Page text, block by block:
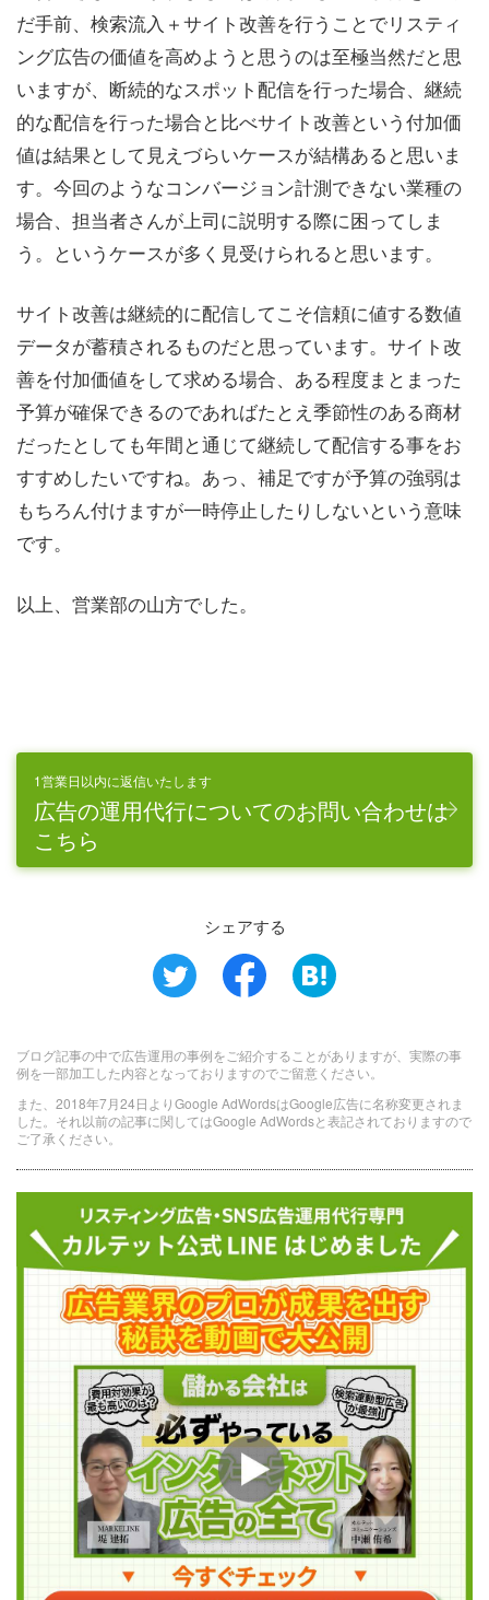
だ手前、検索流入＋サイト改善を行うことでリスティ
ング広告の価値を高めようと思うのは至極当然だと思
いますが、断続的なスポット配信を行った場合、継続
的な配信を行った場合と比べサイト改善という付加価
値は結果として見えづらいケースが結構あると思いま
す。今回のようなコンバージョン計測できない業種の
場合、担当者さんが上司に説明する際に困ってしま
う。というケースが多く見受けられると思います。
サイト改善は継続的に配信してこそ信頼に値する数値
データが蓄積されるものだと思っています。サイト改
善を付加価値をして求める場合、ある程度まとまった
予算が確保できるのであればたとえ季節性のある商材
だったとしても年間と通じて継続して配信する事をお
すすめしたいですね。あっ、補足ですが予算の強弱は
もちろん付けますが一時停止したりしないという意味
です。
以上、営業部の山方でした。
1営業日以内に返信いたします
広告の運用代行についてのお問い合わせは
こちら
シェアする
ブログ記事の中で広告運用の事例をご紹介することがありますが、実際の事
例を一部加工した内容となっておりますのでご留意ください。
また、2018年7月24日よりGoogle AdWordsはGoogle広告に名称変更されま
した。それ以前の記事に関してはGoogle AdWordsと表記されておりますので
ご了承ください。